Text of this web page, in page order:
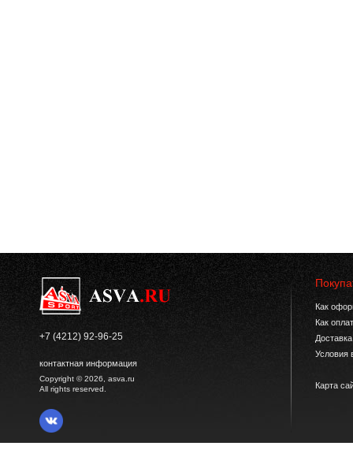
+7 (4212) 92-96-25
контактная информация
Copyright © 2026, asva.ru
All rights reserved.
Как
Как
Условия
Карта